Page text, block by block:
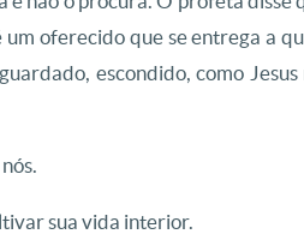
oferecido que se entrega a
escondido, como Jesus
sua vida interior.